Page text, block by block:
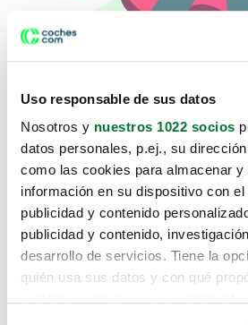
Uso responsable de sus datos
Nosotros y nuestros 1022 socios
datos personales, p.ej., su
como las cookies para almacenar y
información en su dispositivo con
publicidad y contenido
publicidad y contenido,
desarrollo de servicios. Tiene la
quién usa sus datos y con qué
Lo sentimos, no
te hemos traido
Pero puedes encontrar el coche
buscando en alguno de estos